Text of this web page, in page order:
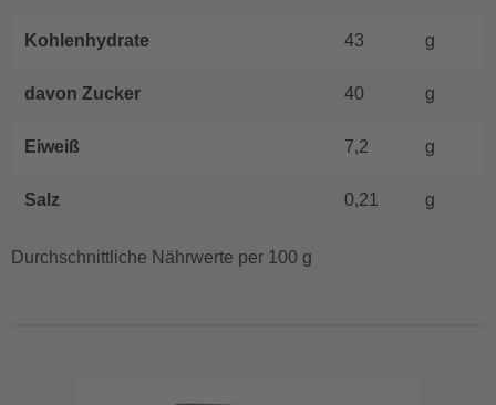
Kohlenhydrate 43 g
davon Zucker 40 g
Eiweiß 7,2 g
Salz 0,21 g
Durchschnittliche Nährwerte per 100 g